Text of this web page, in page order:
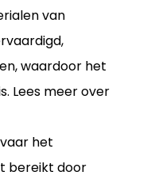
van
waardoor het
Lees meer over
het
bereikt door